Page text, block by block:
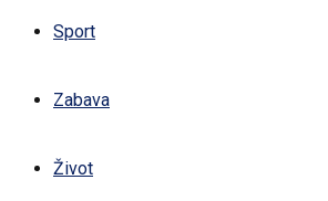
Sport
Zabava
Život